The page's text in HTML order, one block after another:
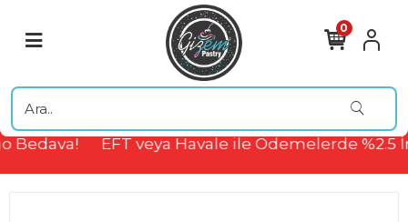
Bedava! EFT veya Havale ile Ödemelerde %2.5
0